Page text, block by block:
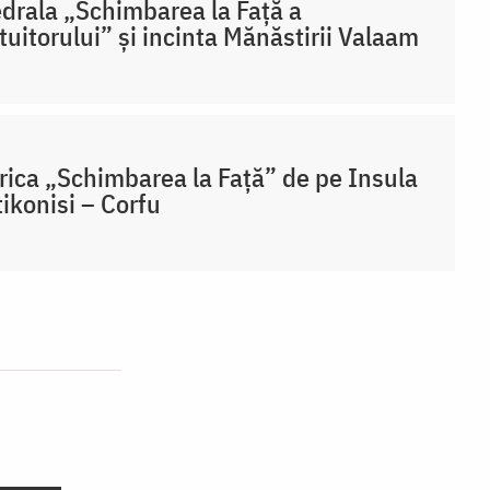
„Schimbarea la Față a
și incinta Mănăstirii Valaam
„Schimbarea la Față” de pe Insula
– Corfu